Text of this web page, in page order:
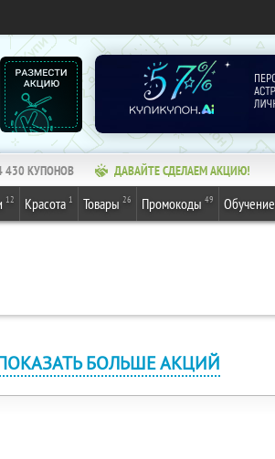
430КУПОНОВ ДАВАЙТЕ СДЕЛАЕМ АКЦИЮ!
12 Красота 1 Товары 26 Промокоды 49 Обучение
БОЛЬШЕ АКЦИЙ